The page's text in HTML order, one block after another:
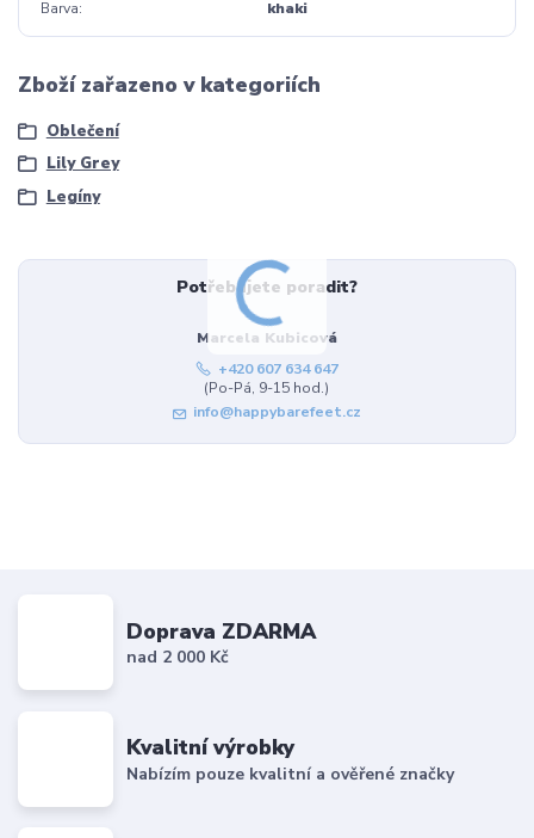
Barva khaki
Zboží zařazeno v kategoriích
Oblečení
Lily Grey
Legíny
Potřebujete poradit?
Marcela Kubicová
+420 607 634 647
(Po-Pá, 9-15 hod.)
info@happybarefeet.cz
Doprava ZDARMA
nad 2 000 Kč
Kvalitní výrobky
Nabízím pouze kvalitní a ověřené značky